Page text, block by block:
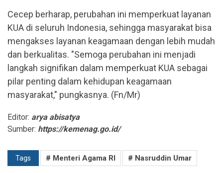
Cecep berharap, perubahan ini memperkuat layanan
KUA di seluruh Indonesia, sehingga masyarakat bisa
mengakses layanan keagamaan dengan lebih mudah
dan berkualitas. "Semoga perubahan ini menjadi
langkah signifikan dalam memperkuat KUA sebagai
pilar penting dalam kehidupan keagamaan
masyarakat," pungkasnya. (Fn/Mr)
Editor: arya abisatya
Sumber: https://kemenag.go.id/
Tags # Menteri Agama RI # Nasruddin Umar